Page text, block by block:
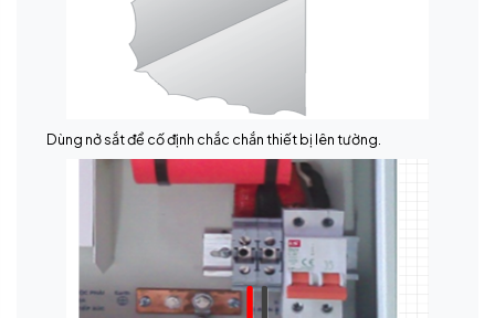
Dùng nở sắt để cố định chắc chắn thiết bị lên tường.